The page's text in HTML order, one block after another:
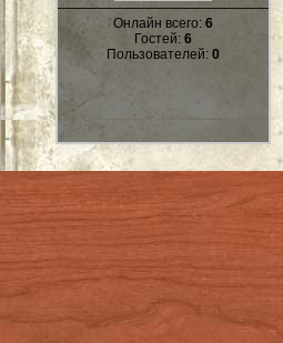
Онлайн всего: 6
Гостей: 6
Пользователей: 0